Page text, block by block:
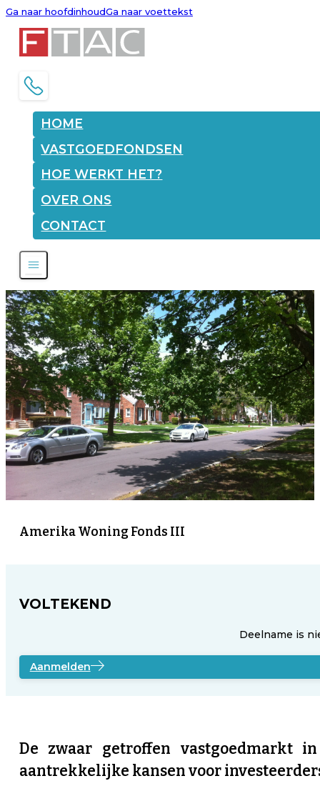
Ga naar hoofdinhoudGa naar voettekst
HOME
VASTGOEDFONDSEN
HOE WERKT HET?
OVER ONS
CONTACT
Amerika Woning Fonds III
VOLTEKEND
Deelname is
Aanmelden
De zwaar getroffen vastgoedmarkt
aantrekkelijke kansen voor